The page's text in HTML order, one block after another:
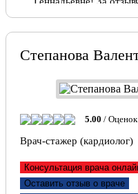
важному делу! Вы не
спасаете каждого !
, долгих лет
терпения, стойкости
который поможет
Оксана, 29.07.2022
Отлично!
Степанова
5.00 / Оценок
Врач-стажер (кардиолог)
Консультация врача
Оставить отзыв о враче